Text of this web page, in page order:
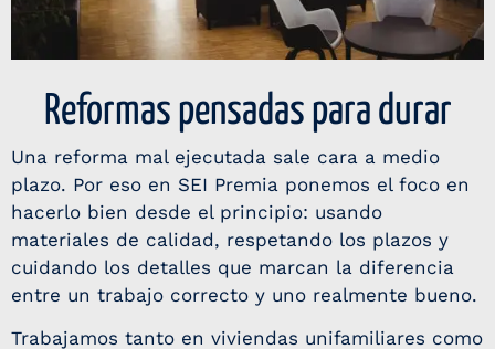
Reformas pensadas para durar
Una reforma mal ejecutada sale cara a medio
plazo. Por eso en SEI Premia ponemos el foco en
hacerlo bien desde el principio: usando
materiales de calidad, respetando los plazos y
cuidando los detalles que marcan la diferencia
entre un trabajo correcto y uno realmente bueno.
Trabajamos tanto en viviendas unifamiliares como